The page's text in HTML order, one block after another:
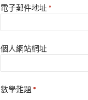
電子郵件地址*
個人網站網址
數學難題*